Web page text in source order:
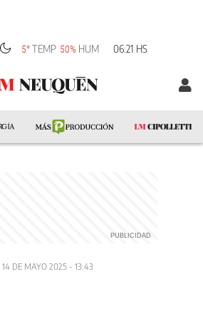
5°TEMP 50% HUM 06:21 HS
14 DE MAYO 2025 - 13:43